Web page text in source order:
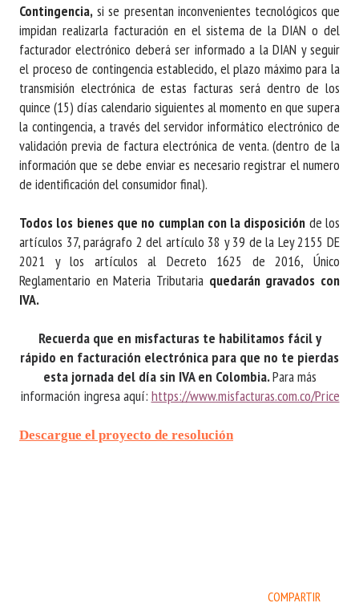
Contingencia, si se presentan inconvenientes tecnológicos que
impidan realizarla facturación en el sistema de la DIAN o del
facturador electrónico deberá ser informado a la DIAN y seguir
el proceso de contingencia establecido, el plazo máximo para la
transmisión electrónica de estas facturas será dentro de los
quince (15) días calendario siguientes al momento en que supera
la contingencia, a través del servidor informático electrónico de
validación previa de factura electrónica de venta. (dentro de la
información que se debe enviar es necesario registrar el numero
de identificación del consumidor final).
Todos los bienes que no cumplan con la disposición de los
artículos 37, parágrafo 2 del artículo 38 y 39 de la Ley 2155 DE
2021 y los artículos al Decreto 1625 de 2016, Único
Reglamentario en Materia Tributaria quedarán gravados con
IVA.
Recuerda que en misfacturas te habilitamos fácil y
rápido en facturación electrónica para que no te pierdas
esta jornada del día sin IVA en Colombia.Para más
información ingresa aquí: https://www.misfacturas.com.co/Price
Descargue el proyecto de resolución
COMPARTIR